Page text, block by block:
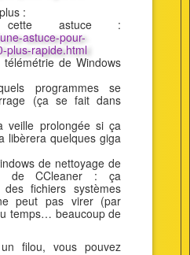
:
cette astuce :
astuce-pour-
plus-rapide.html
de Windows
programmes se
(ça se fait dans
veille prolongée si ça
libèrera quelques giga
de nettoyage de
de CCleaner : ça
fichiers systèmes
peut pas virer (par
temps… beaucoup de
filou, vous pouvez